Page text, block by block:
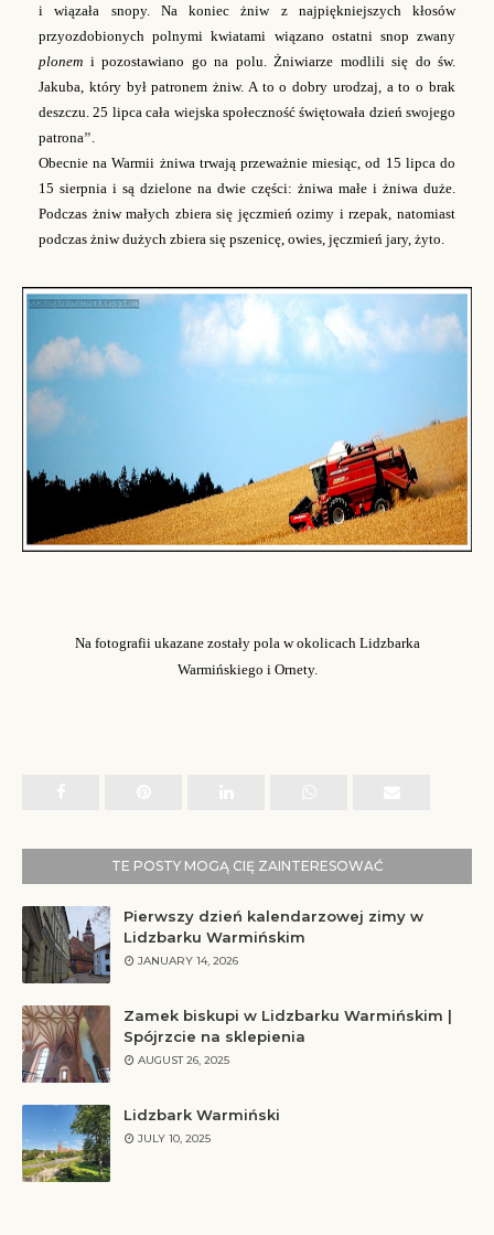
i wiązała snopy. Na koniec żniw z najpiękniejszych kłosów
przyozdobionych polnymi kwiatami wiązano ostatni snop zwany
plonem i pozostawiano go na polu. Żniwiarze modlili się do św.
Jakuba, który był patronem żniw. A to o dobry urodzaj, a to o brak
deszczu. 25 lipca cała wiejska społeczność świętowała dzień swojego
patrona”.
Obecnie na Warmii żniwa trwają przeważnie miesiąc, od 15 lipca do
15 sierpnia i są dzielone na dwie części: żniwa małe i żniwa duże.
Podczas żniw małych zbiera się jęczmień ozimy i rzepak, natomiast
podczas żniw dużych zbiera się pszenicę, owies, jęczmień jary, żyto.
Na fotografii ukazane zostały pola w okolicach Lidzbarka
Warmińskiego i Ornety.
TE POSTY MOGĄ CIĘ ZAINTERESOWAĆ
Pierwszy dzień kalendarzowej zimy w
Lidzbarku Warmińskim
JANUARY 14, 2026
Zamek biskupi w Lidzbarku Warmińskim |
Spójrzcie na sklepienia
AUGUST 26, 2025
Lidzbark Warmiński
JULY 10, 2025